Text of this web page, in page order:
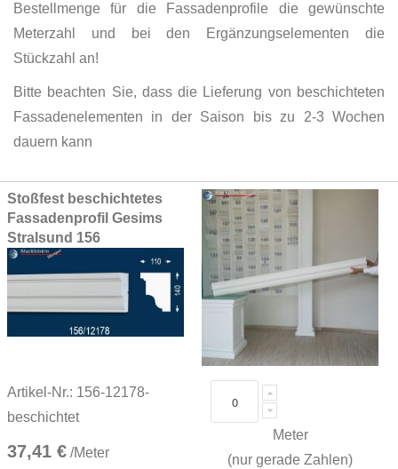
Bestellmenge für die Fassadenprofile die gewünschte
Meterzahl und bei den Ergänzungselementen die
Stückzahl an!
Bitte beachten Sie, dass die Lieferung von beschichteten
Fassadenelementen in der Saison bis zu 2-3 Wochen
dauern kann
Grouped
product
items
Stoßfest beschichtetes
Fassadenprofil Gesims
Stralsund 156
Artikel-Nr.: 156-12178-
beschichtet
37,41 € /Meter
Meter
(nur gerade Zahlen)